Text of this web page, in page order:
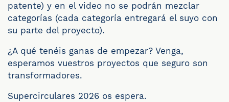
patente) y en el video no se podrán mezclar
categorías (cada categoría entregará el suyo con
su parte del proyecto).
¿A qué tenéis ganas de empezar? Venga,
esperamos vuestros proyectos que seguro son
transformadores.
Supercirculares 2026 os espera.